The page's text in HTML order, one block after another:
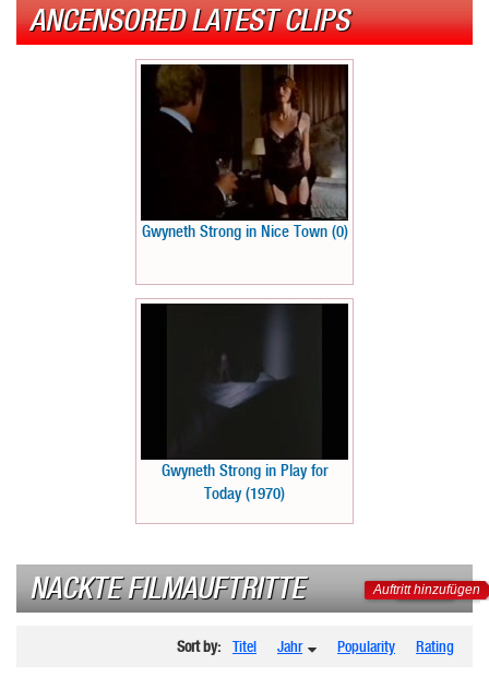
ANCENSORED LATEST CLIPS
Gwyneth Strong in Nice Town (0)
Gwyneth Strong in Play for
Today (1970)
NACKTE FILMAUFTRITTE Auftritt hinzufügen
Sort by: Titel Jahr Popularity Rating